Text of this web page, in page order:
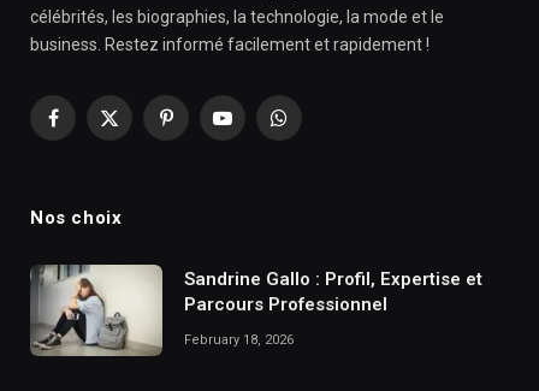
célébrités, les biographies, la technologie, la mode et le
business. Restez informé facilement et rapidement !
Facebook
X
PinterestYouTubeWhatsApp
Nos choix
Sandrine Gallo : Profil, Expertise et
Parcours Professionnel
February 18, 2026